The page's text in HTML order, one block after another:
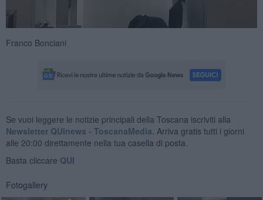
Franco Bonciani
Se vuoi leggere le notizie principali della Toscana iscriviti alla
Newsletter QUInews - ToscanaMedia. Arriva gratis tutti i giorni
alle 20:00 direttamente nella tua casella di posta.
Basta cliccare QUI
Fotogallery